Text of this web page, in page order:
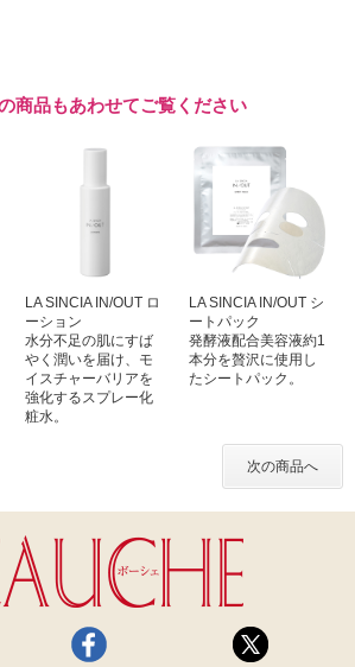
商品もあわせてご覧ください
LA SINCIA IN/OUT ロ
ーション
水分不足の肌にすば
やく潤いを届け、モ
イスチャーバリアを
強化するスプレー化
粧水。
LA SINCIA IN/OUT シ
ートパック
発酵液配合美容液約1
本分を贅沢に使用し
たシートパック。
次の商品へ